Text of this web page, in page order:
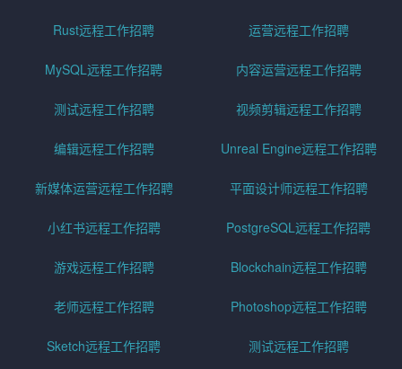
Rust远程工作招聘 运营远程工作招聘
MySQL远程工作招聘 内容运营远程工作招聘
测试远程工作招聘 视频剪辑远程工作招聘
编辑远程工作招聘 Unreal Engine远程工作招聘
新媒体运营远程工作招聘 平面设计师远程工作招聘
小红书远程工作招聘 PostgreSQL远程工作招聘
游戏远程工作招聘 Blockchain远程工作招聘
老师远程工作招聘 Photoshop远程工作招聘
Sketch远程工作招聘 测试远程工作招聘